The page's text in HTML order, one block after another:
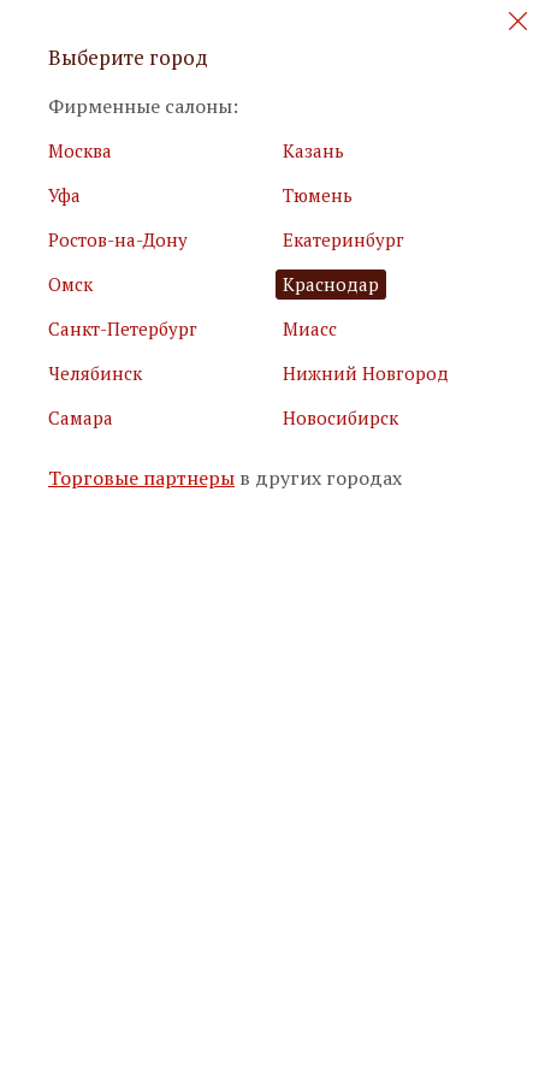
Персональные акции и новинки
Я принимаю
условия использования сайта
Я соглашаюсь сполитикой обработки персональных
Подписаться
Выберите город
Фирменные салоны:
Москва
Казань
Уфа
Тюмень
Ростов-на-Дону
Екатеринбург
Омск
Краснодар
Санкт-Петербург
Миасс
Челябинск
Нижний Новгород
Самара
Новосибирск
Торговые партнеры в других городах